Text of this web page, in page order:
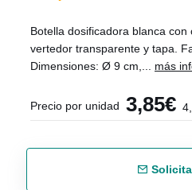
Botella dosificadora blanca
vertedor transparente y tapa.
Dimensiones: Ø 9 cm,... más
Precio por unidad 3,85€